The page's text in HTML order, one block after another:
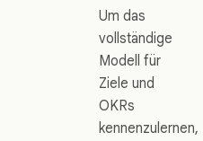
Um das
vollständige
Modell für
Ziele und
OKRs
kennenzulernen,